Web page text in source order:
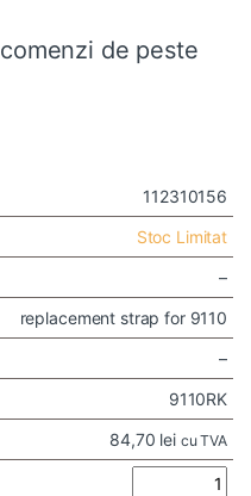
de peste
112310156
Stoc Limitat
–
replacement strap for 9110
–
9110RK
84,70 lei cu TVA